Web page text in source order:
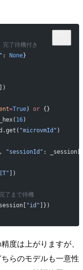
了待機付き
: None}
])
=True) or {}
16)
"microvmId" )
, "sessionId" : _session[
])
まで待機
"id" ]})
度は上がりますが、
らのモデルも一意性